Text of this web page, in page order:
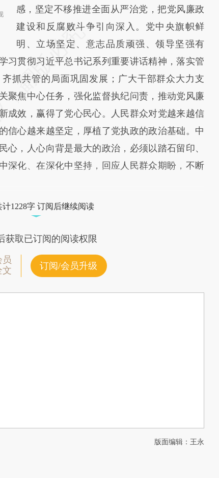
感，坚定不移推进全面从严治党，把党风廉政
建设和反腐败斗争引向深入。党中央旗帜鲜
明、立场坚定、意志品质顽强、领导坚强有
习贯彻习近平总书记系列重要讲话精神，落实管
抓共管的局面巩固发展；广大干部群众大力支
聚焦中心任务，强化监督执纪问责，推动党风廉
成效，赢得了党心民心。人民群众对党越来越信
信心越来越坚定，厚植了党执政的政治基础。中
心，人心向背是最大的政治，必须以踏石留印、
深化、在深化中坚持，回应人民群众期盼，不断
计1228字 订阅后继续阅读
获取已订阅的阅读权限
员
文
订阅/会员升级
版面编辑：王永